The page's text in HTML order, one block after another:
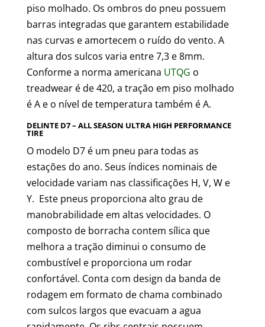
piso molhado. Os ombros do pneu possuem
barras integradas que garantem estabilidade
nas curvas e amortecem o ruído do vento. A
altura dos sulcos varia entre 7,3 e 8mm.
Conforme a norma americana UTQG o
treadwear é de 420, a tração em piso molhado
é A e o nível de temperatura também é A.
DELINTE D7 – ALL SEASON ULTRA HIGH PERFORMANCE
TIRE
O modelo D7 é um pneu para todas as
estações do ano. Seus índices nominais de
velocidade variam nas classificações H, V, W e
Y. Este pneus proporciona alto grau de
manobrabilidade em altas velocidades. O
composto de borracha contem sílica que
melhora a tração diminui o consumo de
combustível e proporciona um rodar
confortável. Conta com design da banda de
rodagem em formato de chama combinado
com sulcos largos que evacuam a agua